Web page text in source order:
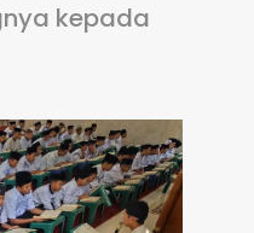
kepada